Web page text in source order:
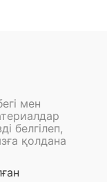
мен
белгілеп,
қолдана